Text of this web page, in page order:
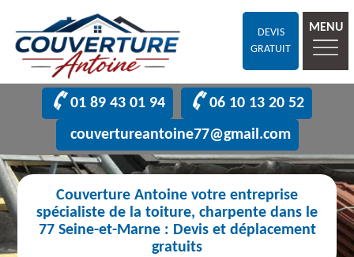
DEVIS
GRATUIT
MENU
01 89 43 01 94
06 10 13 20 52
couvertureantoine77@gmail.com
Couverture Antoine votre entreprise
spécialiste de la toiture, charpente dans le
77 Seine-et-Marne : Devis et déplacement
gratuits